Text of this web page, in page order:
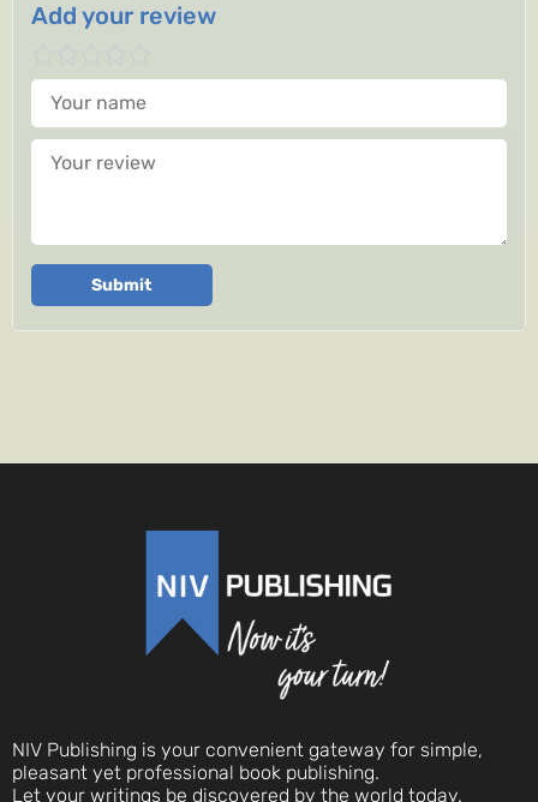
Add your review
Your name
Your review
Submit
NIV Publishing is your convenient gateway for simple,
pleasant yet professional book publishing.
Let your writings be discovered by the world today.